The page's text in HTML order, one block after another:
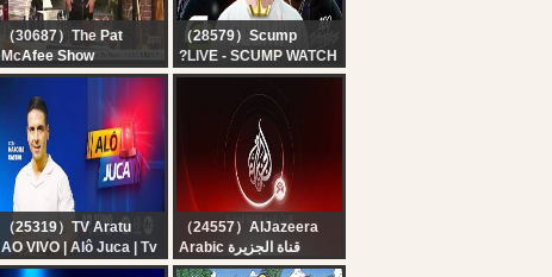
（30687）The Pat
McAfee Show
The Pat McAfee Show
Live | Thursday August
6th 2026
（28579）Scump
?LIVE - SCUMP WATCH
PARTY!! OpTic
GAMING vs 100
THIEVES | ESPORTS
WORLD CUP DAY 1
（25319）TV Aratu
AO VIVO | Alô Juca | Tv
Aratu | 06/08/2026
（24557）AlJazeera
Arabic قناة الجزيرة
البث الحي لقناة الجزيرة |